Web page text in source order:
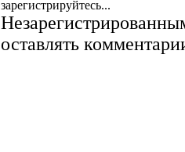
зарегистрируйтесь...
оставлять